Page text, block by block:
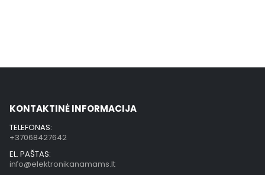
KONTAKTINĖ INFORMACIJA
TELEFONAS:
+37068427642
EL. PAŠTAS:
info@elektronikanamams.lt